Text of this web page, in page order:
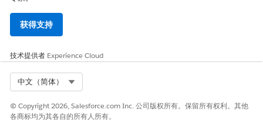
获得支持
技术提供者 Experience Cloud
中文（简体）
© Copyright 2026, Salesforce.com Inc. 公司版权所有。保留所有权利。其他
各商标均为其各自的所有人所有。